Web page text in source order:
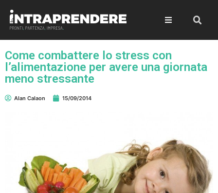
Come combattere lo stress con
l’alimentazione per avere una giornata
meno stressante
Alan Calaon 15/09/2014